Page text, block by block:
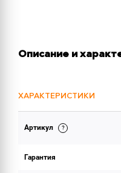
Описание и
ХАРАКТЕРИСТИКИ
ОБЪЕМ ПОСТАВКИ
Артикул
Гарантия